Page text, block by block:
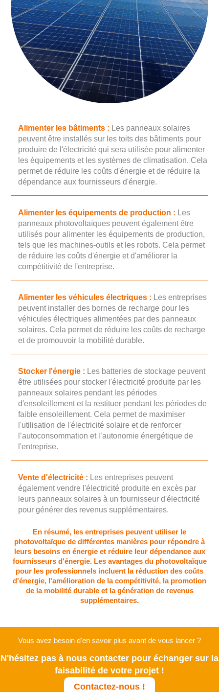
Alimenter les bâtiments : Les panneaux solaires
peuvent être installés sur les toits des bâtiments pour
produire de l'électricité qui sera utilisée pour alimenter
les équipements et les systèmes de climatisation. Cela
permet de réduire les coûts d'énergie et de réduire la
dépendance aux fournisseurs d'énergie.
Alimenter les équipements de production : Les
panneaux photovoltaïques peuvent également être
utilisés pour alimenter les équipements de production,
tels que les machines-outils et les robots. Cela permet
de réduire les coûts d'énergie et d'améliorer la
compétitivité de l'entreprise.
Alimenter les véhicules électriques : Les entreprises
peuvent installer des bornes de recharge pour les
véhicules électriques alimentées par des panneaux
solaires. Cela permet de réduire les coûts de recharge
et de promouvoir la mobilité durable.
Stocker l'énergie : Les batteries de stockage peuvent
être utilisées pour stocker l'électricité produite par les
panneaux solaires pendant les périodes
d'ensoleillement et la restituer pendant les périodes de
faible ensoleillement. Cela permet de maximiser
l'utilisation de l'électricité solaire et de renforcer
l’autoconsommation et l’autonomie énergétique de
l'entreprise.
Vente d'électricité : Les entreprises peuvent
également vendre l'électricité produite en excès par
leurs panneaux solaires à un fournisseur d'électricité
pour générer des revenus supplémentaires.
En résumé, les entreprises peuvent utiliser le
photovoltaïque de différentes manières pour répondre à
leurs besoins en énergie et réduire leur dépendance aux
fournisseurs d'énergie. Les avantages du photovoltaïque
pour les professionnels incluent la réduction des coûts
d'énergie, l'amélioration de la compétitivité, la promotion
de la mobilité durable et la génération de revenus
supplémentaires.
Vous avez besoin d'en savoir plus avant de vous lancer ?
N'hésitez pas à nous contacter pour échanger sur la
faisabilité de votre projet !
Contactez-nous !